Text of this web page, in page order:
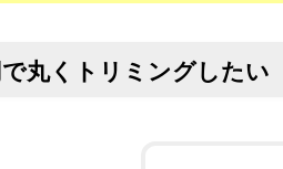
丸くトリミングしたい